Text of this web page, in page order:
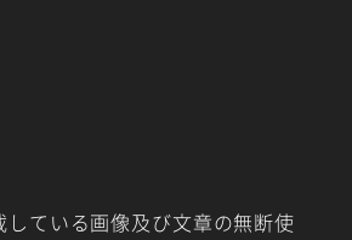
している画像及び文章の無断使